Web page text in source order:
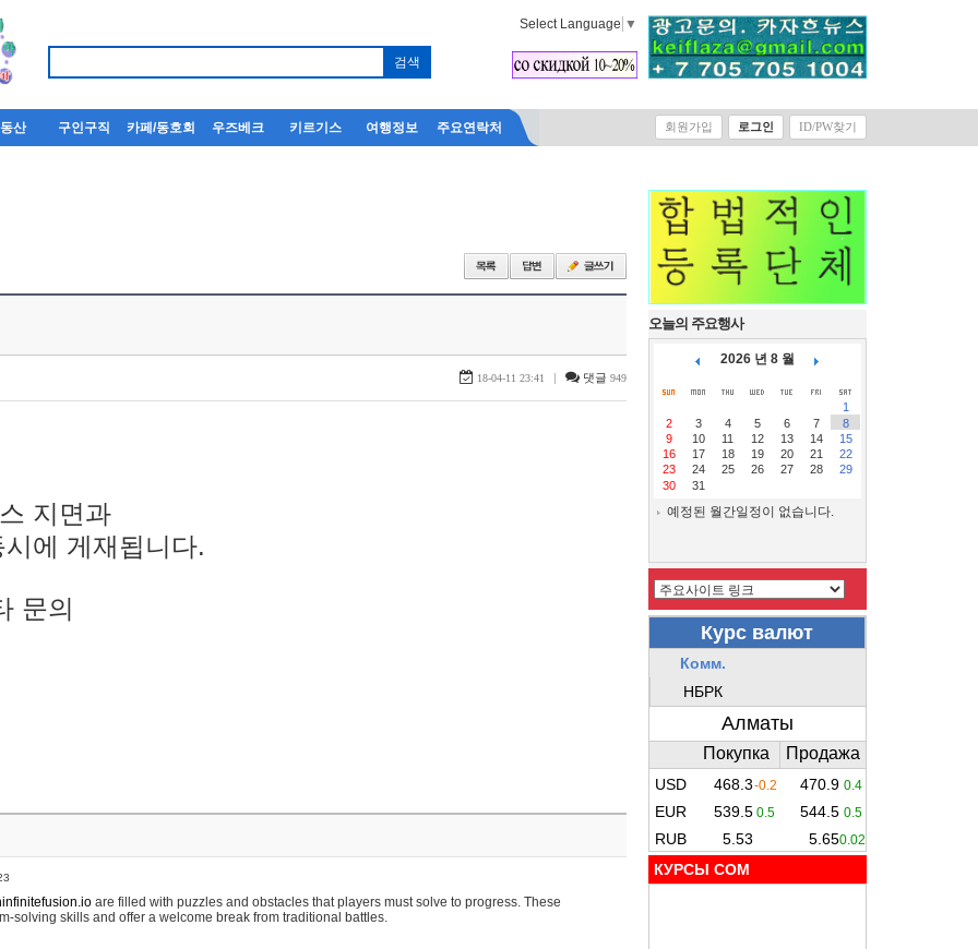
Select Language ▼
산 구인구직 카페/동호회 우즈베크 키르기스 여행정보 주요연락처 회원가입 로그인 ID/PW찾기
18-04-11 23:41 | 댓글 949
지면과
에 게재됩니다.
문의
are filled with puzzles and obstacles that players must solve to progress. These
solving skills and offer a welcome break from traditional battles.
오늘의 주요행사
2026 년 8 월
1
2
3 4 5 6 7
8
9
10 11 12 13 14
15
16
17 18 19 20 21
22
23
24 25 26 27 28
29
30
31
예정된 월간일정이 없습니다.
КУРСЫ COM